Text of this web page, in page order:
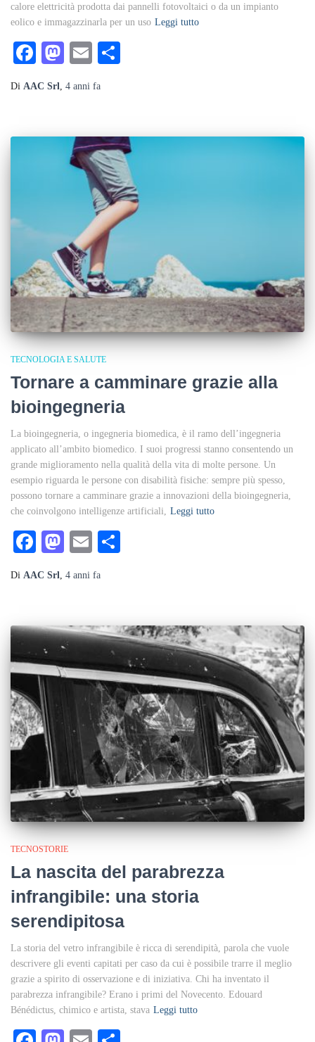
calore elettricità prodotta dai pannelli fotovoltaici o da un impianto
eolico e immagazzinarla per un uso Leggi tutto
Facebook
Mastodon
Email
Di AAC Srl 4 anni fa
TECNOLOGIA E SALUTE
Tornare a camminare grazie alla
bioingegneria
La bioingegneria, o ingegneria biomedica, è il ramo dell’ingegneria
applicato all’ambito biomedico. I suoi progressi stanno consentendo un
grande miglioramento nella qualità della vita di molte persone. Un
esempio riguarda le persone con disabilità fisiche: sempre più spesso,
possono tornare a camminare grazie a innovazioni della bioingegneria,
che coinvolgono intelligenze artificiali, Leggi tutto
Facebook
Mastodon
Email
Di AAC Srl, 4 anni fa
TECNOSTORIE
La nascita del parabrezza
infrangibile: una storia
serendipitosa
La storia del vetro infrangibile è ricca di serendipità, parola che vuole
descrivere gli eventi capitati per caso da cui è possibile trarre il meglio
grazie a spirito di osservazione e di iniziativa. Chi ha inventato il
parabrezza infrangibile? Erano i primi del Novecento. Edouard
Bénédictus, chimico e artista, stava Leggi tutto